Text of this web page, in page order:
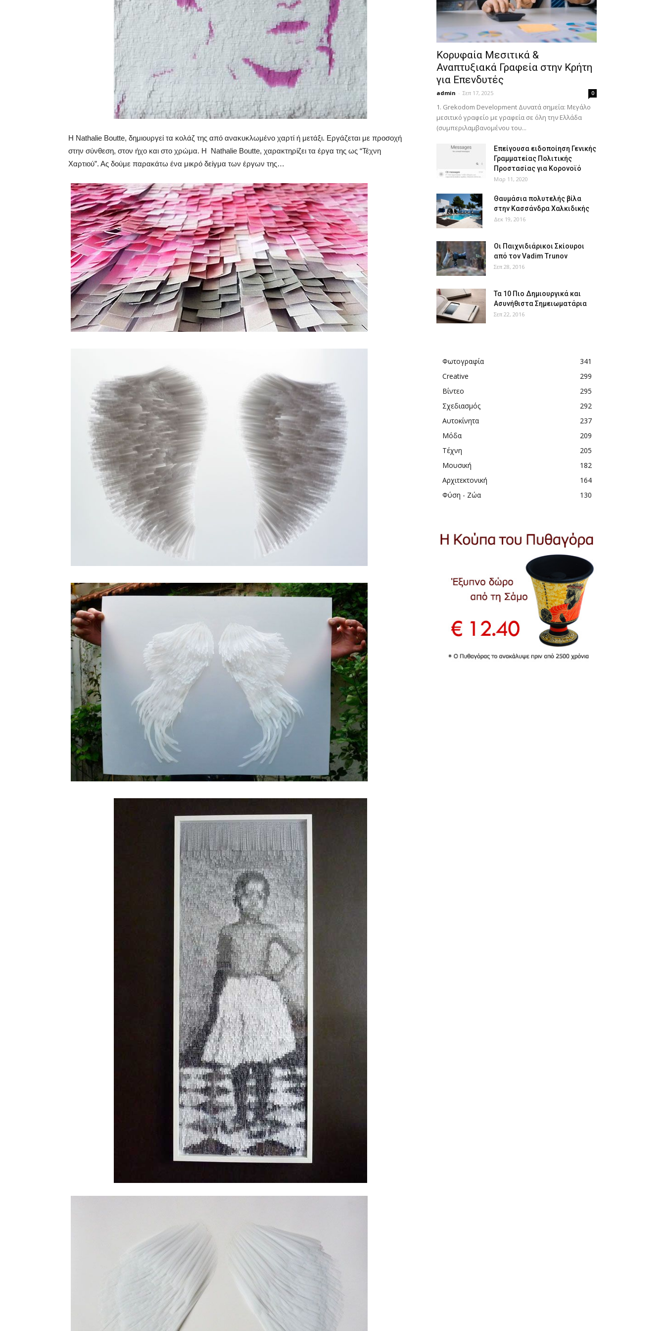
Η Nathalie Boutte, δημιουργεί τα κολάζ της από ανακυκλωμένο χαρτί ή μετάξι. Εργάζεται με προσοχή
στην σύνθεση, στον ήχο και στο χρώμα. Η Nathalie Boutte, χαρακτηρίζει τα έργα της ως “Τέχνη
Χαρτιού”. Ας δούμε παρακάτω ένα μικρό δείγμα των έργων της…
Κορυφαία Μεσιτικά &
Αναπτυξιακά Γραφεία στην Κρήτη
για Επενδυτές
admin - Σεπ 17, 2025 0
1. Grekodom Development Δυνατά σημεία: Μεγάλο
μεσιτικό γραφείο με γραφεία σε όλη την Ελλάδα
(συμπεριλαμβανομένου του...
Επείγουσα ειδοποίηση Γενικής
Γραμματείας Πολιτικής
Προστασίας για Κορονοϊό
Μαρ 11, 2020
Θαυμάσια πολυτελής βίλα
στην Κασσάνδρα Χαλκιδικής
Δεκ 19, 2016
Οι Παιχνιδιάρικοι Σκίουροι
από τον Vadim Trunov
Σεπ 28, 2016
Τα 10 Πιο Δημιουργικά και
Ασυνήθιστα Σημειωματάρια
Σεπ 22, 2016
Φωτογραφία
341
Creative
299
Βίντεο
295
Σχεδιασμός
292
Αυτοκίνητα
237
Μόδα
209
Τέχνη
205
Μουσική
182
Αρχιτεκτονική
164
Φύση - Ζώα
130